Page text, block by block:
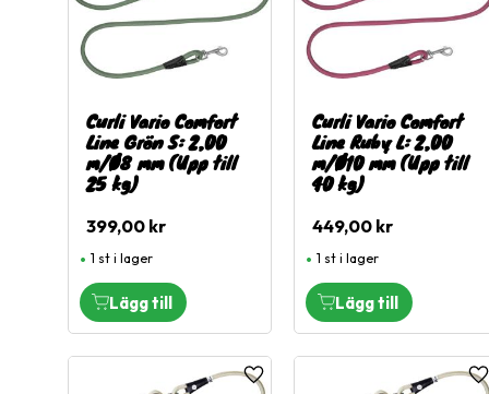
Curli Vario Comfort
Line Grön S: 2,00
m/Ø8 mm (Upp till
25 kg)
399,00 kr
1 st i lager
Curli Vario Comfort
Line Ruby L: 2,00
m/Ø10 mm (Upp till
40 kg)
449,00kr
1 st i lager
Lägg till i favoriter